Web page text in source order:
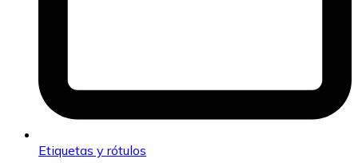
Etiquetas y rótulos